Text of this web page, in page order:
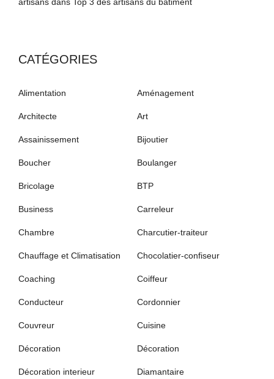
CATÉGORIES
Alimentation Aménagement
Architecte Art
Assainissement Bijoutier
Boucher Boulanger
Bricolage BTP
Business Carreleur
Chambre Charcutier-traiteur
Chauffage et Climatisation Chocolatier-confiseur
Coaching Coiffeur
Conducteur Cordonnier
Couvreur Cuisine
Décoration Décoration
Décoration interieur Diamantaire